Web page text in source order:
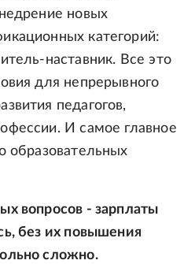
новых
категорий:
наставник. Все это
для непрерывного
педагогов,
И самое главное
образовательных
вопросов - зарплаты
без их повышения
сложно.